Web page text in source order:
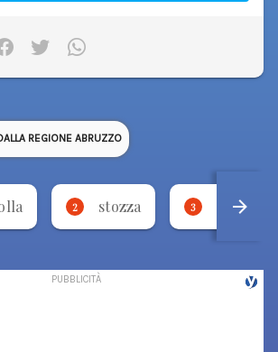
REGIONE ABRUZZO
2 stozza 3 ncul a